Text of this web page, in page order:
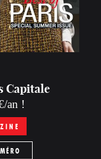
Capitale
an !